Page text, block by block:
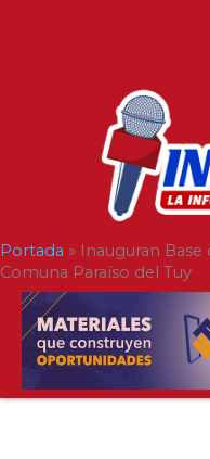
Portada » Inauguran Base
Comuna Paraíso del Tuy